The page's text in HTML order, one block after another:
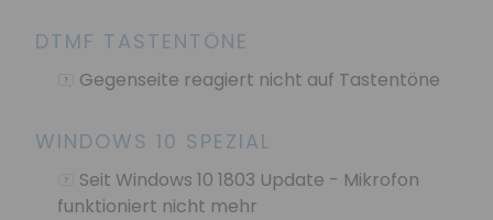
DTMF TASTENTÖNE
Gegenseite reagiert nicht auf Tastentöne
WINDOWS 10 SPEZIAL
Seit Windows 10 1803 Update - Mikrofon
funktioniert nicht mehr